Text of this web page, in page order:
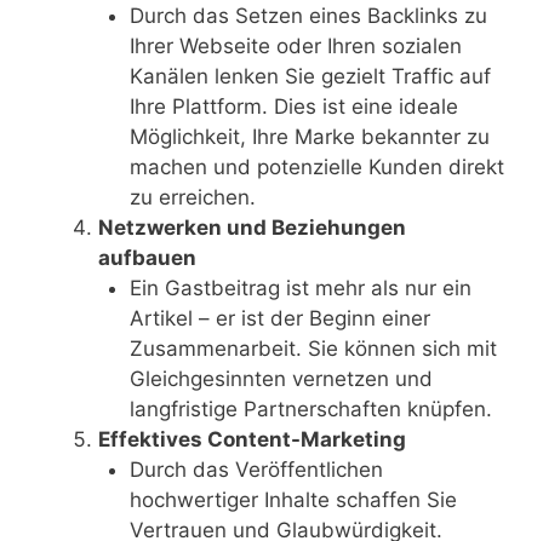
Durch das Setzen eines Backlinks zu
Ihrer Webseite oder Ihren sozialen
Kanälen lenken Sie gezielt Traffic auf
Ihre Plattform. Dies ist eine ideale
Möglichkeit, Ihre Marke bekannter zu
machen und potenzielle Kunden direkt
zu erreichen.
Netzwerken und Beziehungen
aufbauen
Ein Gastbeitrag ist mehr als nur ein
Artikel – er ist der Beginn einer
Zusammenarbeit. Sie können sich mit
Gleichgesinnten vernetzen und
langfristige Partnerschaften knüpfen.
Effektives Content-Marketing
Durch das Veröffentlichen
hochwertiger Inhalte schaffen Sie
Vertrauen und Glaubwürdigkeit.